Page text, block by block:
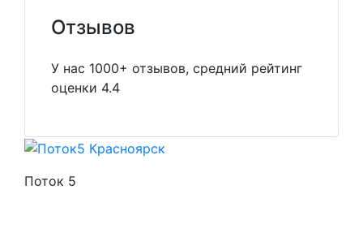
Отзывов
У нас 1000+ отзывов, средний рейтинг
оценки 4.4
Поток 5